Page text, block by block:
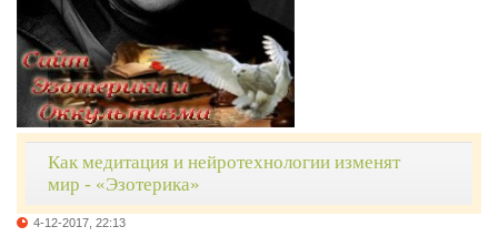
Как медитация и нейротехнологии изменят
мир - «Эзотерика»
4-12-2017, 22:13